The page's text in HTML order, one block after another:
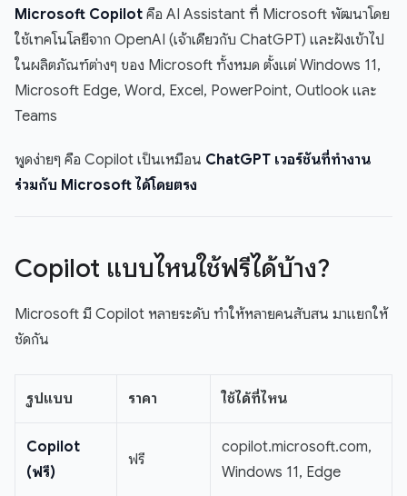
Microsoft Copilot คือ AI Assistant ที่ Microsoft พัฒนาโดย
ใช้เทคโนโลยีจาก OpenAI (เจ้าเดียวกับ ChatGPT) และฝังเข้าไป
ในผลิตภัณฑ์ต่างๆ ของ Microsoft ทั้งหมด ตั้งแต่ Windows 11,
Microsoft Edge, Word, Excel, PowerPoint, Outlook และ
Teams
พูดง่ายๆ คือ Copilot เป็นเหมือน ChatGPT เวอร์ชันที่ทำงาน
ร่วมกับ Microsoft ได้โดยตรง
Copilot แบบไหนใช้ฟรีได้บ้าง?
Microsoft มี Copilot หลายระดับ ทำให้หลายคนสับสน มาแยกให้
ชัดกัน
รูปแบบ ราคา ใช้ได้ที่ไหน
Copilot
(ฟรี)
ฟรี
copilot.microsoft.com,
Windows 11, Edge